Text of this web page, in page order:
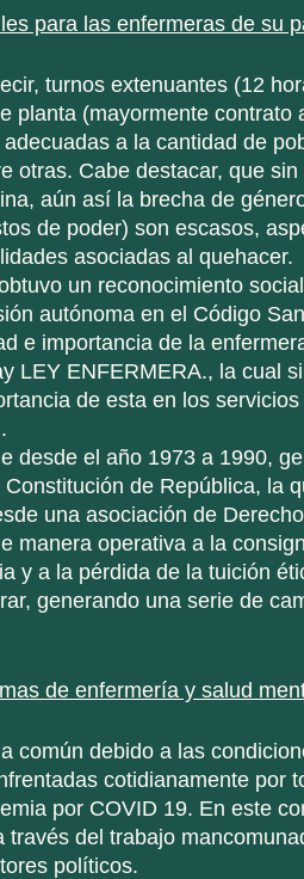
para las enfermeras de su
planta (mayormente contrato
a la cantidad de
otras. Cabe destacar, que
aún así la brecha de
de poder) son escasos,
asociadas al quehacer.
autónoma en el Código
e importancia de la
LEY ENFERMERA., la cual
de esta en los
de República, la
una asociación de
manera operativa a la
y a la pérdida de la tuición
generando una serie de
de enfermería y salud
cotidianamente por
por COVID 19. En este
del trabajo
políticos.